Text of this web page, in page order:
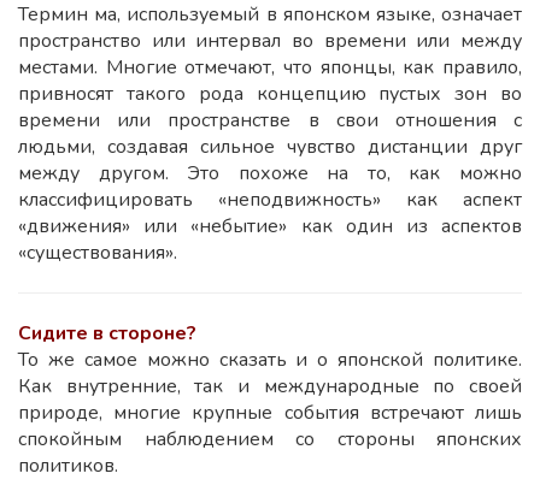
Термин ма, используемый в японском языке, означает
пространство или интервал во времени или между
местами. Многие отмечают, что японцы, как правило,
привносят такого рода концепцию пустых зон во
времени или пространстве в свои отношения с
людьми, создавая сильное чувство дистанции друг
между другом. Это похоже на то, как можно
классифицировать «неподвижность» как аспект
«движения» или «небытие» как один из аспектов
«существования».
Сидите в стороне?
То же самое можно сказать и о японской политике.
Как внутренние, так и международные по своей
природе, многие крупные события встречают лишь
спокойным наблюдением со стороны японских
политиков.